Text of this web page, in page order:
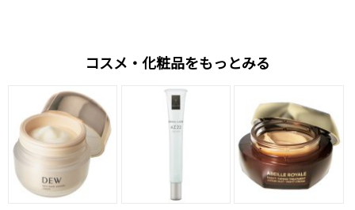
コスメ・化粧品をもっとみる